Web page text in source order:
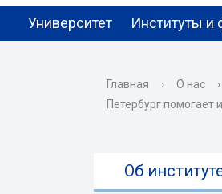
Университет Институты и
Главная › О нас ›
Петербург помогает
Об